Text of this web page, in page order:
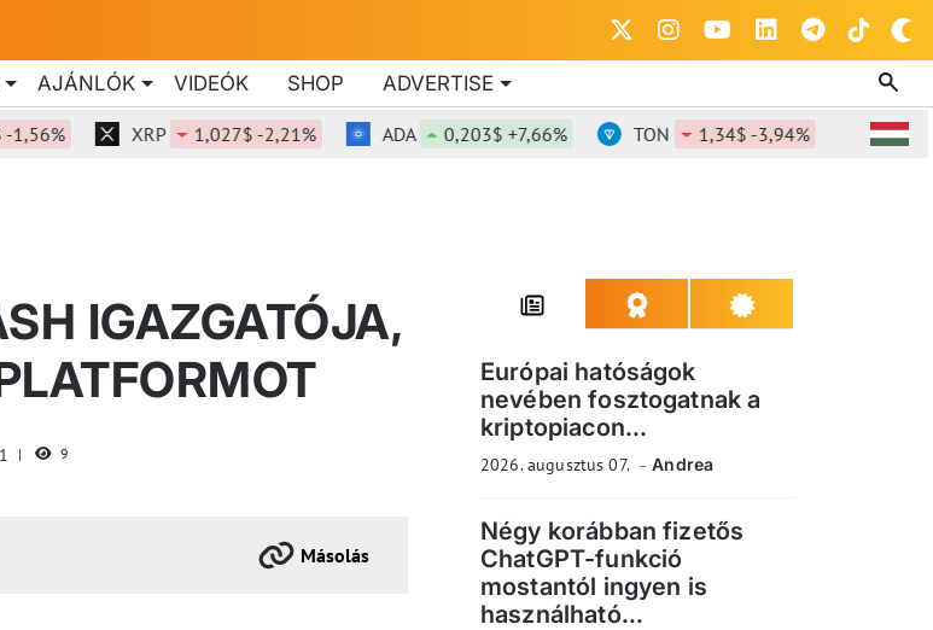
AJÁNLÓK VIDEÓK SHOP ADVERTISE
XRP 1,027$ -2,21% ADA 0,203$ +7,66% TON 1,34$ -3,94%
IGAZGATÓJA,
9
Másolás
Európai hatóságok
nevében fosztogatnak a
kriptopiacon...
2026. augusztus 07. Andrea
Négy korábban fizetős
ChatGPT-funkció
mostantól ingyen is
használható...